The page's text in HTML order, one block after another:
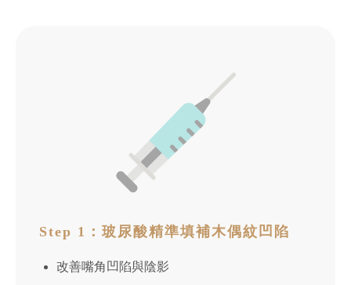
Step 1：玻尿酸精準填補木偶紋凹陷
改善嘴角凹陷與陰影